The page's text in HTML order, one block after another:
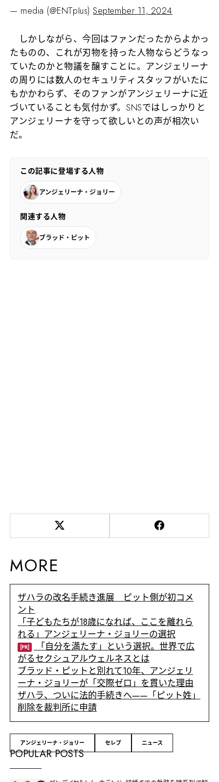
— media (@ENTpIus)September 11, 2024
しかしながら、今回はファンだったからよかっ
たものの、これが刃物を持った人物ならどうなっ
ていたのかと物議を醸すことに。アンジェリーナ
の周りには数人のセキュリティスタッフがいたに
もかかわらず、そのファンがアンジェリーナに近
づいていることも気付かず。SNSではしっかりと
アンジェリーナを守って欲しいとの声が相次い
だ。
この記事に登場する人物
アンジェリーナ・ジョリー
関連する人物
ブラッド・ピット
MORE
ザハラの改名手続き進展 ピット側が初コメ
ント
「子どもたちが18歳になれば、ここを離れら
れる」アンジェリーナ・ジョリーの選択
[PR]
「自分を満たす」という選択。世界で広
がるセクシュアルウェルネスとは
ブラッド・ピットと別れて10年、アンジェリ
ーナ・ジョリーが「交際ゼロ」を貫いた理由
ザハラ、ついに法的手続きへ——「ピット姓」
削除を裁判所に申請
アンジェリーナ・ジョリー セレブ ニュース
POPULAR POSTS